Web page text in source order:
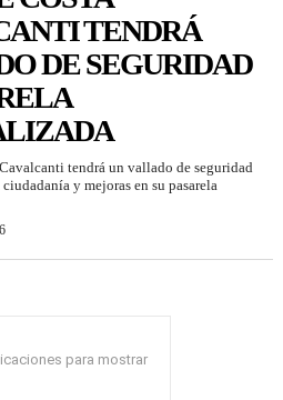
TENDRÁ
DE SEGURIDAD
tendrá un vallado de seguridad
y mejoras en su pasarela
para mostrar